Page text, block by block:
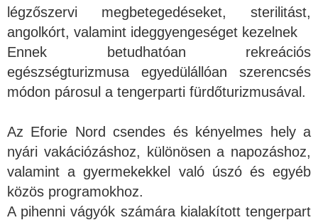
légzőszervi megbetegedéseket, sterilitást,
angolkórt, valamint ideggyengeséget kezelnek
Ennek betudhatóan rekreációs
egészségturizmusa egyedülállóan szerencsés
módon párosul a tengerparti fürdőturizmusával.
Az Eforie Nord csendes és kényelmes hely a
nyári vakációzáshoz, különösen a napozáshoz,
valamint a gyermekekkel való úszó és egyéb
közös programokhoz.
A pihenni vágyók számára kialakított tengerpart